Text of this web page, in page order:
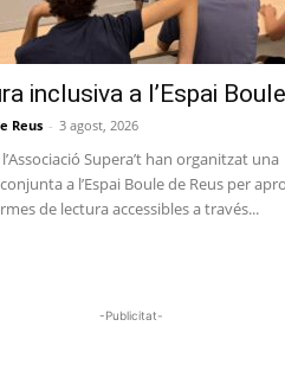
inclusiva a l’Espai Boule
Reus - 3 agost, 2026
Supera’t han organitzat una
a l’Espai Boule de Reus per
de lectura accessibles a través...
-Publicitat-